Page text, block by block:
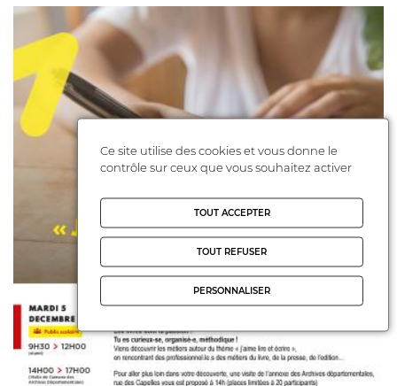
Ce site utilise des cookies et vous donne le
contrôle sur ceux que vous souhaitez activer
TOUT ACCEPTER
TOUT REFUSER
PERSONNALISER